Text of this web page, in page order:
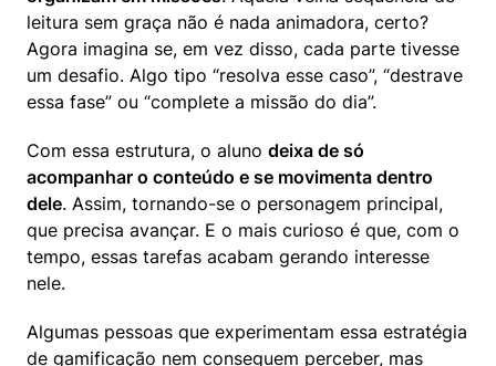
leitura sem graça não é nada animadora, certo?
Agora imagina se, em vez disso, cada parte tivesse
um desafio. Algo tipo “resolva esse caso”, “destrave
essa fase” ou “complete a missão do dia”.
Com essa estrutura, o aluno deixa de só
acompanhar o conteúdo e se movimenta dentro
dele. Assim, tornando-se o personagem principal,
que precisa avançar. E o mais curioso é que, com o
tempo, essas tarefas acabam gerando interesse
nele.
Algumas pessoas que experimentam essa estratégia
de gamificação nem conseguem perceber, mas